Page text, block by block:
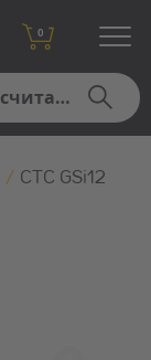
0
/ CTC GSi12